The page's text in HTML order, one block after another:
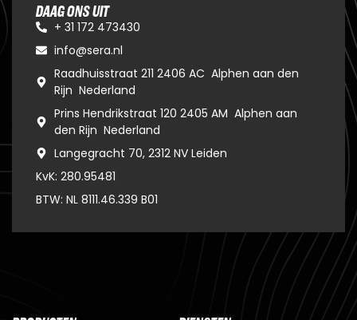
DAAG ONS UIT
+ 31 172 473430
info@sera.nl
Raadhuisstraat 211 2406 AC Alphen aan den
Rijn Nederland
Prins Hendrikstraat 120 2405 AM Alphen aan
den Rijn Nederland
Langegracht 70, 2312 NV Leiden
KvK: 280.95481
BTW: NL 8111.46.339 B01